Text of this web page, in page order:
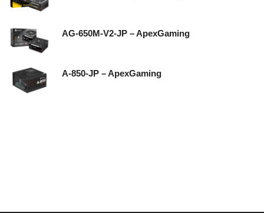
AG-650M-V2-JP – ApexGaming
A-850-JP – ApexGaming